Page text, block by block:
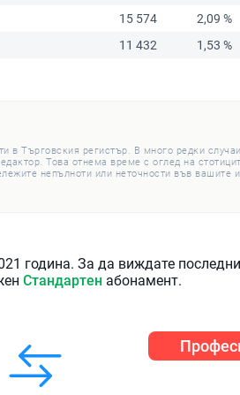
15 574 2,09 %
11 432 1,53 %
в Търговския регистър. В много редки
Това отнема време с оглед на
непълноти или неточности във
година. За да виждате
Стандартен абонамент.